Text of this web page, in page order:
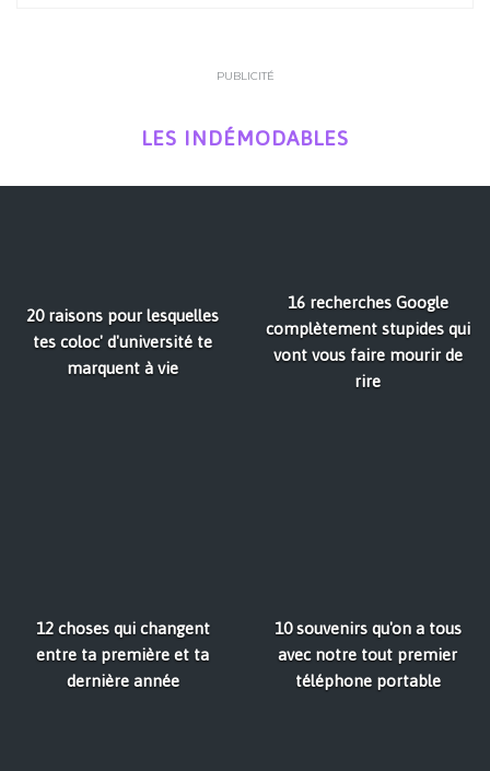
PUBLICITÉ
LES INDÉMODABLES
20 raisons pour lesquelles
tes coloc' d'université te
marquent à vie
16 recherches Google
complètement stupides qui
vont vous faire mourir de
rire
12 choses qui changent
entre ta première et ta
dernière année
10 souvenirs qu'on a tous
avec notre tout premier
téléphone portable